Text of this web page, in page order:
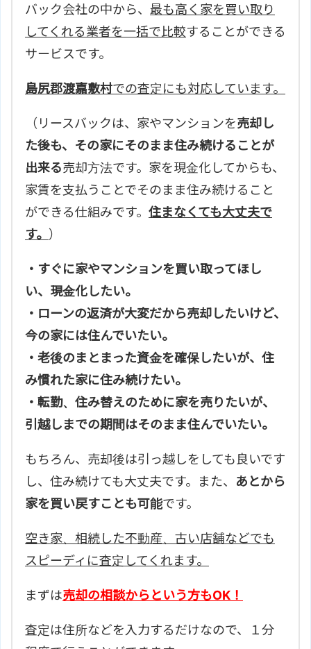
バック会社の中から、 最も高く家を買い取り
してくれる業者を一括で比較することができる
サービスです。
島尻郡渡嘉敷村での査定にも対応しています。
（リースバックは、家やマンションを売却し
た後も、その家にそのまま住み続けることが
出来る売却方法です。家を現金化してからも、
家賃を支払うことでそのまま住み続けること
ができる仕組みです。 住まなくても大丈夫で
す。 ）
・すぐに家やマンションを買い取ってほし
い、現金化したい。
・ローンの返済が大変だから売却したいけど、
今の家には住んでいたい。
・老後のまとまった資金を確保したいが、住
み慣れた家に住み続けたい。
・転勤、住み替えのために家を売りたいが、
引越しまでの期間はそのまま住んでいたい。
もちろん、売却後は引っ越しをしても良いです
し、住み続けても大丈夫です。また、 あとから
家を買い戻すことも可能です。
空き家、相続した不動産、古い店舗などでも
スピーディに査定してくれます。
まずは売却の相談からという方もOK！
査定は住所などを入力するだけなので、１分